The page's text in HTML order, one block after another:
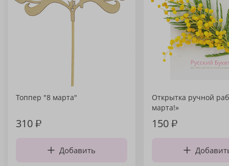
Топпер "8 марта"
310₽
Добавить
Открытка ручной
марта!»
150₽